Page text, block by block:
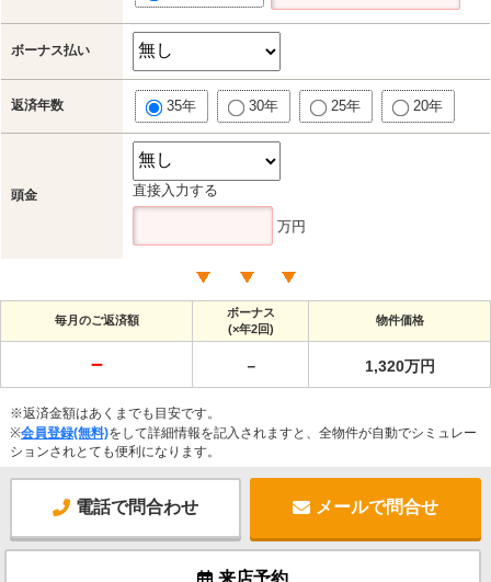
ボーナス払い
返済年数 35年 30年 25年 20年
頭金 直接入力する
万円
毎月のご返済額
ボーナス
(×年2回)
物件価格
－ － 1,320万円
※返済金額はあくまでも目安です。
※会員登録(無料)をして詳細情報を記入されますと、全物件が自動でシミュレー
ションされとても便利になります。
電話で問合わせ メールで問合せ
来店予約